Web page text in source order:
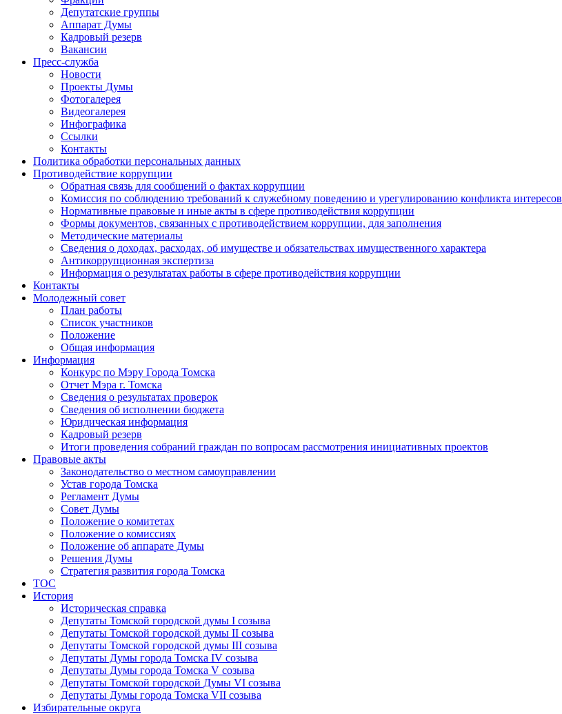
Депутатские группы
Аппарат Думы
Кадровый резерв
Вакансии
Пресс-служба
Новости
Проекты Думы
Фотогалерея
Видеогалерея
Инфографика
Ссылки
Контакты
Политика обработки персональных данных
Прoтивoдeйствие кoрpупции
Обратная связь для сообщений о фактах коррупции
Комиссия по соблюдению требований к служебному поведению и урегулированию конфликта интересов
Нормативные правовые и иные акты в сфере противодействия коррупции
Формы документов, связанных с противодействием коррупции, для заполнения
Методические материалы
Сведения о доходах, расходах, об имуществе и обязательствах имущественного характера
Антикоррупционная экспертиза
Информация о результатах работы в сфере противодействия коррупции
Контакты
Молодежный совет
План работы
Список участников
Положение
Общая информация
Информация
Конкурс по Мэру Города Томска
Отчет Мэра г. Томска
Сведения о результатах проверок
Сведения об исполнении бюджета
Юридическая информация
Кадровый резерв
Итоги проведения собраний граждан по вопросам рассмотрения инициативных проектов
Правовые акты
Законодательство о местном самоуправлении
Устав города Томска
Регламент Думы
Совет Думы
Положение о комитетах
Положение о комиссиях
Положение об аппарате Думы
Решения Думы
Стратегия развития города Томска
ТОС
История
Историческая справка
Депутаты Томской городской думы I созыва
Депутаты Томской городской думы II созыва
Депутаты Томской городской думы III созыва
Депутаты Думы города Томска IV созыва
Депутаты Думы города Томска V созыва
Депутаты Томской городской Думы VI созыва
Депутаты Думы города Томска VII созыва
Избирательные округа